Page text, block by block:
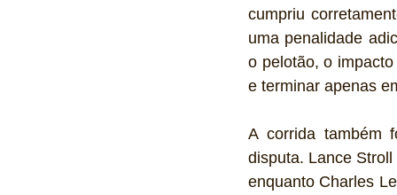
cumpriu
uma penalidade
o pelotão, o
e terminar apenas
A corrida também
disputa. Lance
enquanto Charles